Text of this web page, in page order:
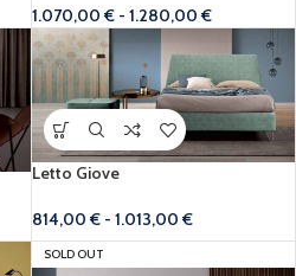
1.070,00€ - 1.280,00€
Letto Giove
814,00€ - 1.013,00€
SOLD OUT